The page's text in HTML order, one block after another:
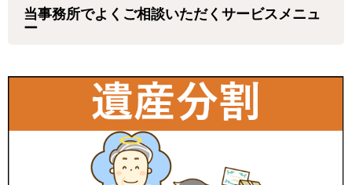
当事務所でよくご相談いただくサービスメニュ
ー